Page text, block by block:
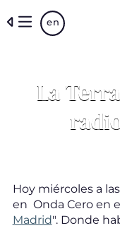
to
en
La
Hoy miércoles a
en Onda Cero en
Madrid". Donde